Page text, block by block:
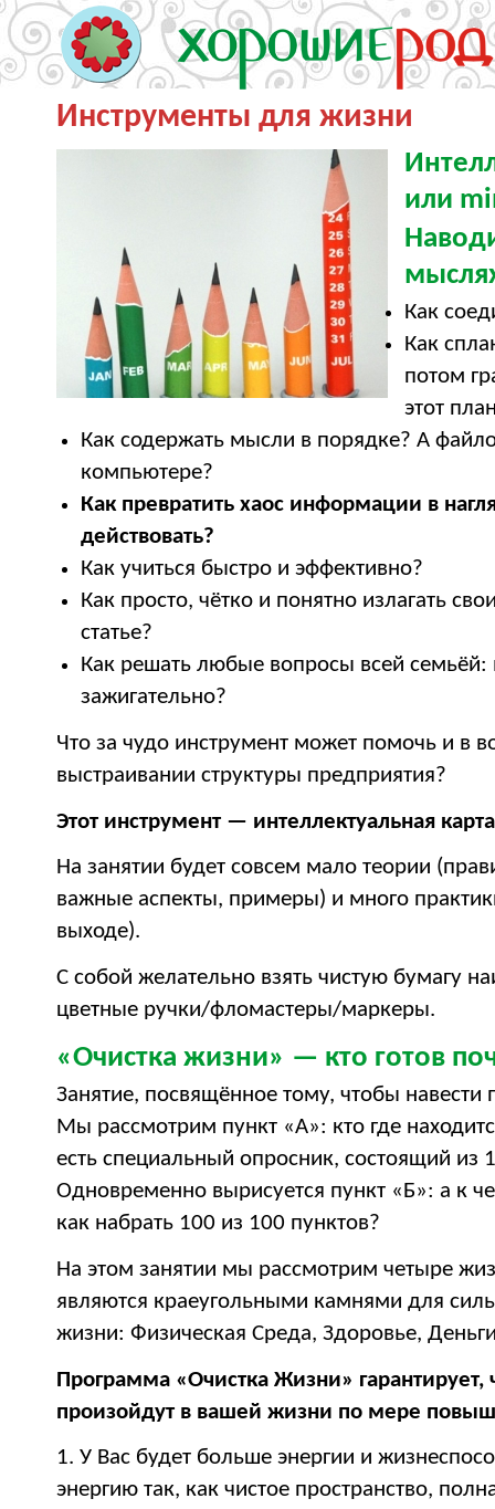
Инструменты для жизни
или
Как
Как
потом
этот
Как содержать мысли в порядке? А
компьютере?
Как превратить хаос информации в
действовать?
Как учиться быстро и эффективно?
Как просто, чётко и понятно излагать
статье?
Как решать любые вопросы всей семьёй:
зажигательно?
Что за чудо инструмент может помочь и в
выстраивании структуры предприятия?
Этот инструмент — интеллектуальная
На занятии будет совсем мало теории
важные аспекты, примеры) и много
выходе).
С собой желательно взять чистую бумагу
цветные ручки/фломастеры/маркеры.
«Очистка жизни» — кто готов
Занятие, посвящённое тому, чтобы навести
Мы рассмотрим пункт «А»: кто где
есть специальный опросник, состоящий из
Одновременно вырисуется пункт «Б»: а к
как набрать 100 из 100 пунктов?
На этом занятии мы рассмотрим четыре
являются краеугольными камнями для
жизни: Физическая Среда, Здоровье,
Программа «Очистка Жизни»
произойдут в вашей жизни по мере
1. У Вас будет больше энергии и
энергию так, как чистое пространство,